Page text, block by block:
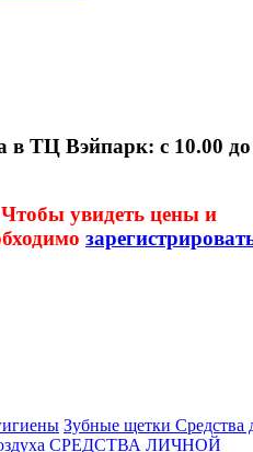
в ТЦ Вэйпарк: с 10.00 до
увидеть цены и
Зубные щетки Средства
СРЕДСТВА ЛИЧНОЙ